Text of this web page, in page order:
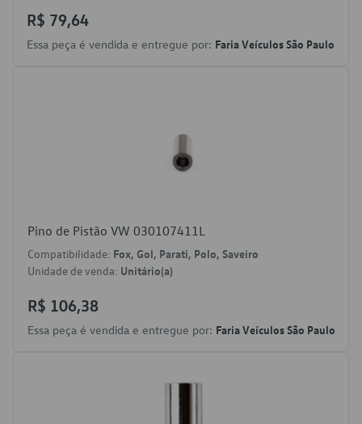
R$ 79,64
Essa peça é vendida e entregue por: Faria Veículos São Paulo
Pino de Pistão VW 030107411L
Compatibilidade: Fox, Gol, Parati, Polo, Saveiro
Unidade de venda: Unitário(a)
R$ 106,38
Essa peça é vendida e entregue por: Faria Veículos São Paulo